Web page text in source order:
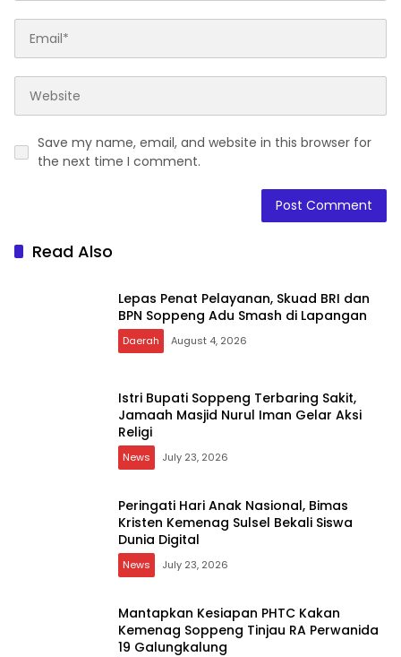
Save my name, email, and website in this browser for
the next time I comment.
Read Also
Lepas Penat Pelayanan, Skuad BRI dan
BPN Soppeng Adu Smash di Lapangan
Daerah August 4, 2026
Istri Bupati Soppeng Terbaring Sakit,
Jamaah Masjid Nurul Iman Gelar Aksi
Religi
News July 23, 2026
Peringati Hari Anak Nasional, Bimas
Kristen Kemenag Sulsel Bekali Siswa
Dunia Digital
News July 23, 2026
Mantapkan Kesiapan PHTC Kakan
Kemenag Soppeng Tinjau RA Perwanida
19 Galungkalung